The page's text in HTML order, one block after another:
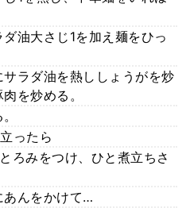
油大さじ1を加え麺をひっ
ラダ油を熱ししょうがを炒
を炒める。
ったら
ろみをつけ、ひと煮立ちさ
あんをかけて…